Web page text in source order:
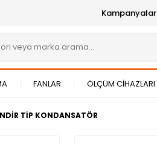
Kampanyalar
FANLAR ÖLÇÜM CİHAZLARI
TİP KONDANSATÖR